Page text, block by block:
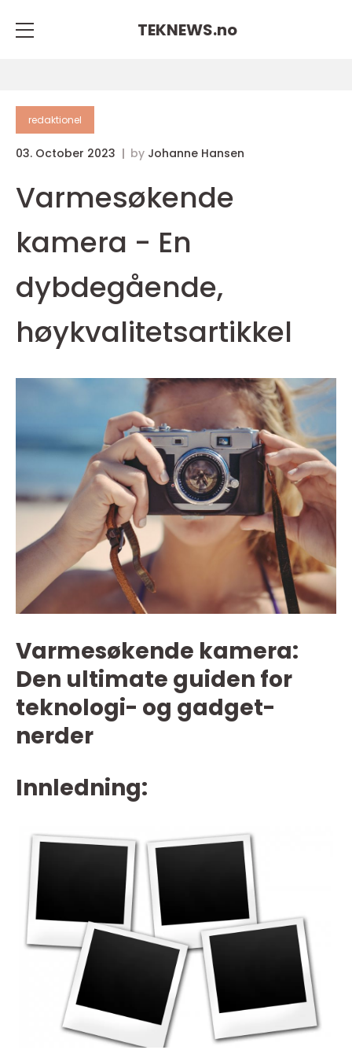
TEKNEWS.no
redaktionel
03. October 2023 by Johanne Hansen
Varmesøkende
kamera - En
dybdegående,
høykvalitetsartikkel
Varmesøkende kamera:
Den ultimate guiden for
teknologi- og gadget-
nerder
Innledning: